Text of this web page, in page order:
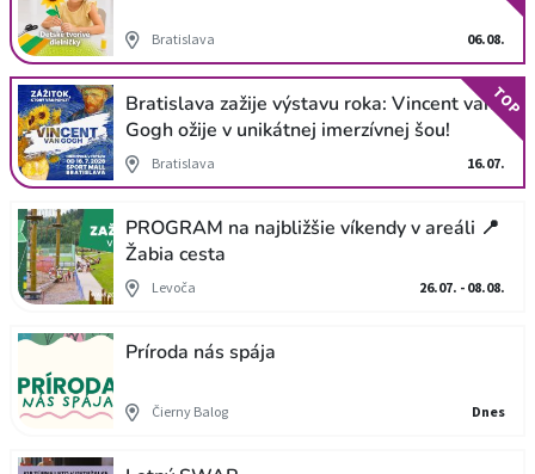
Bratislava 06.08.
Bratislava zažije výstavu roka: Vincent van
Gogh ožije v unikátnej imerzívnej šou!
Bratislava 16.07.
TOP
PROGRAM na najbližšie víkendy v areáli 📍
Žabia cesta
Levoča 26.07. - 08.08.
Príroda nás spája
Čierny Balog Dnes